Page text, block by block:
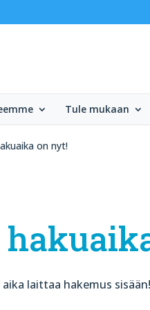
Tule mukaan
on nyt!
laittaa hakemus sisään!